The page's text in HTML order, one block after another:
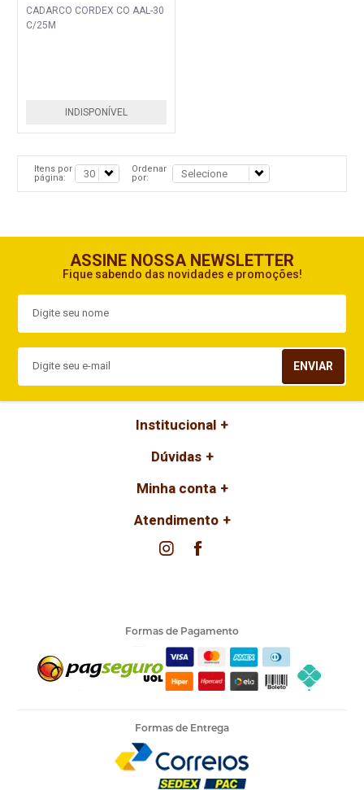
CADARCO CORDEX CO AAL-30
C/25M
INDISPONÍVEL
Itens por
página:
Ordenar
por:
ASSINE NOSSA NEWSLETTER
Fique sabendo das novidades e promoções!
ENVIAR
Institucional
Dúvidas
Minha conta
Atendimento
Formas de Pagamento
Formas de Entrega